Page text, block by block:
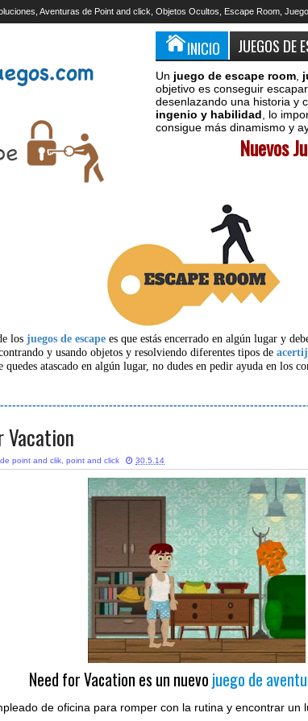
Aventuras de Point and click, Objetos Ocultos, Escape Room,
INICIO JUEGOS DE
Un juego de escape room
objetivo es conseguir
desenlazando una historia y
ingenio y habilidad , lo
consigue más dinamismo y
Nuevos
losjuegos de escape es que estás encerrado en algún lugar y
y usando objetos y resolviendo diferentes tipos de
quedes atascado en algún lugar, no dudes en pedir ayuda en los
Vacation
point and clik point and click 30.5.14
Need for Vacation es un nuevo juego de
de oficina para romper con la rutina y encontrar un